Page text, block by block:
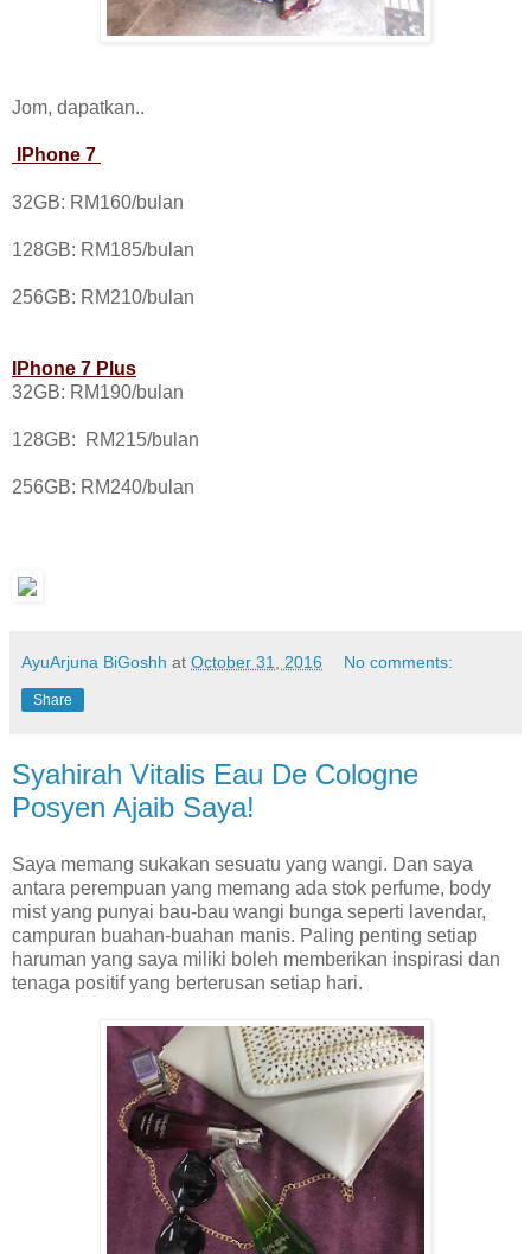
Jom, dapatkan..
IPhone 7
32GB: RM160/bulan
128GB: RM185/bulan
256GB: RM210/bulan
IPhone 7 Plus
32GB: RM190/bulan
128GB: RM215/bulan
256GB: RM240/bulan
AyuArjuna BiGoshh at October 31, 2016 No comments:
Share
Syahirah Vitalis Eau De Cologne
Posyen Ajaib Saya!
Saya memang sukakan sesuatu yang wangi. Dan saya
antara perempuan yang memang ada stok perfume, body
mist yang punyai bau-bau wangi bunga seperti lavendar,
campuran buahan-buahan manis. Paling penting setiap
haruman yang saya miliki boleh memberikan inspirasi dan
tenaga positif yang berterusan setiap hari.